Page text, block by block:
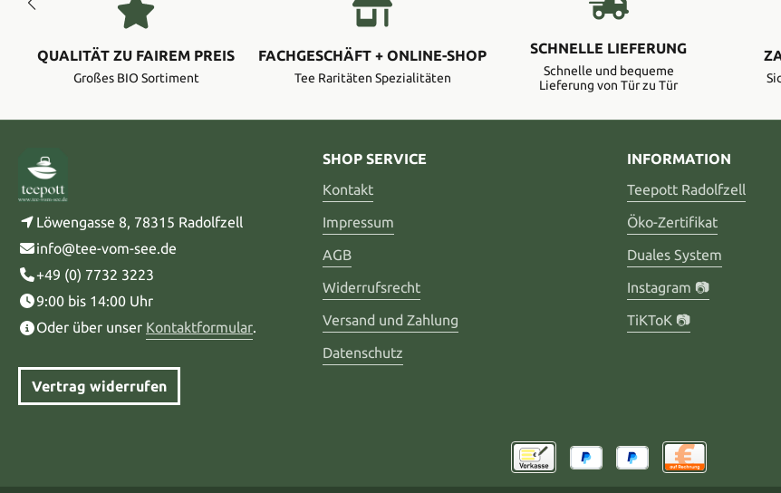
QUALITÄT ZU FAIREM PREIS
Großes BIO Sortiment
FACHGESCHÄFT + ONLINE-SHOP
Tee Raritäten Spezialitäten
SCHNELLE LIEFERUNG
Schnelle und bequeme
Lieferung von Tür zu Tür
Löwengasse 8, 78315 Radolfzell
info@tee-vom-see.de
+49 (0) 7732 3223
9:00 bis 14:00 Uhr
Oder über unser Kontaktformular.
Vertrag widerrufen
SHOP SERVICE
Kontakt
Impressum
AGB
Widerrufsrecht
Versand und Zahlung
Datenschutz
INFORMATION
Teepott Radolfzell
Öko-Zertifikat
Duales System
Instagram 📷
TiKToK 📷